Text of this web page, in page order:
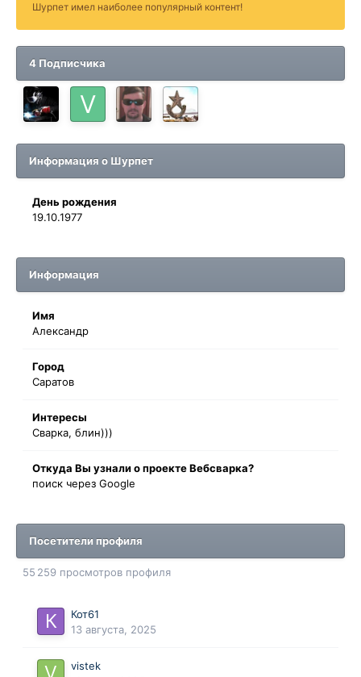
Шурпет имел наиболее популярный контент!
4 Подписчика
Информация о Шурпет
День рождения
19.10.1977
Информация
Имя
Александр
Город
Саратов
Интересы
Сварка, блин)))
Oткyдa Вы узнaли o проекте Вебсварка?
поиск через Google
Посетители профиля
55 259 просмотров профиля
Кот61
13 августа, 2025
vistek